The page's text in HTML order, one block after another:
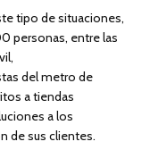
tipo de situaciones,
personas, entre las
del metro de
a tiendas
a los
de sus clientes.